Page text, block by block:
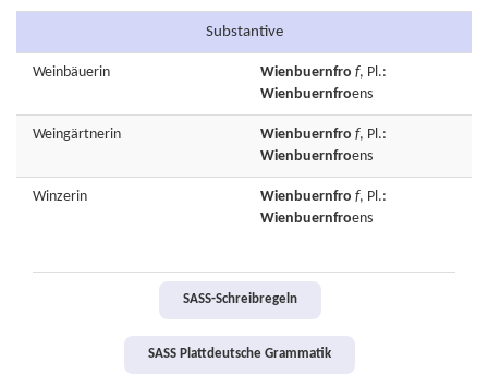
Substantive
Weinbäuerin Wienbuernfro f, Pl.:
Wienbuernfroens
Weingärtnerin Wienbuernfro f, Pl.:
Wienbuernfroens
Winzerin Wienbuernfro f, Pl.:
Wienbuernfroens
SASS-Schreibregeln
SASS Plattdeutsche Grammatik